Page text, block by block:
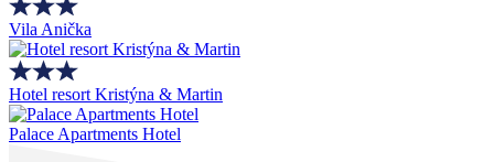
Vila Anička
Hotel resort Kristýna & Martin
Palace Apartments Hotel